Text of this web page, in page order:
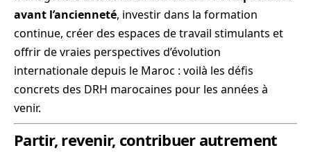
avant l’ancienneté, investir dans la formation
continue, créer des espaces de travail stimulants et
offrir de vraies perspectives d’évolution
internationale depuis le Maroc : voilà les défis
concrets des DRH marocaines pour les années à
venir.
Partir, revenir, contribuer autrement